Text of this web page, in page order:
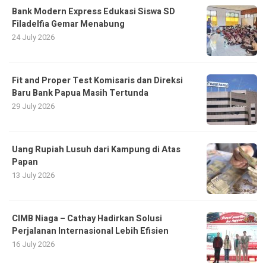
Bank Modern Express Edukasi Siswa SD
Filadelfia Gemar Menabung
24 July 2026
Fit and Proper Test Komisaris dan Direksi
Baru Bank Papua Masih Tertunda
29 July 2026
Uang Rupiah Lusuh dari Kampung di Atas
Papan
13 July 2026
CIMB Niaga – Cathay Hadirkan Solusi
Perjalanan Internasional Lebih Efisien
16 July 2026